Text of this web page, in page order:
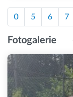
0 5 6 7
Fotogalerie